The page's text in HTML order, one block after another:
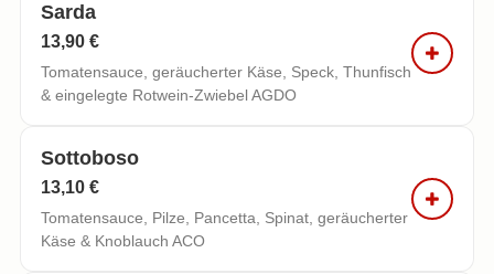
Sarda
13,90 €
Tomatensauce, geräucherter Käse, Speck, Thunfisch
& eingelegte Rotwein-Zwiebel AGDO
Sottoboso
13,10 €
Tomatensauce, Pilze, Pancetta, Spinat, geräucherter
Käse & Knoblauch ACO